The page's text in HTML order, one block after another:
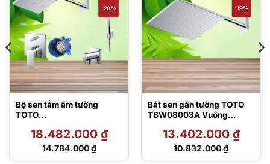
-20%
Bộ sen tắm âm tường
TOTO
/TBW02013B/TBW08001A
/TBW2005V
18.482.000₫
Giá
14.784.000₫
Giá
-19%
Bát sen gắn tường TOTO
TBW08003A Vuông
13.402.000₫
Giá
10.832.000₫
Giá